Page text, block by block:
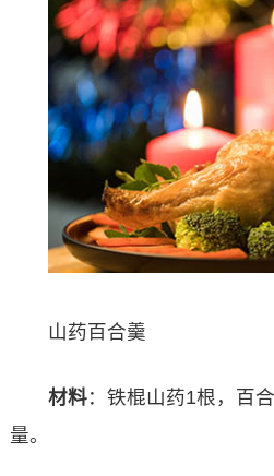
山药百合羹
材料：铁棍山药1根，百
量。